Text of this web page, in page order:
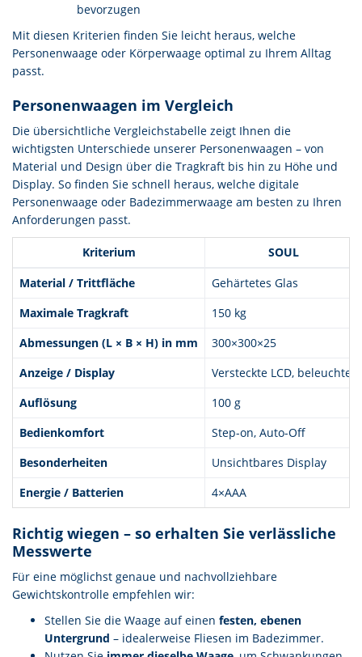
bevorzugen
Mit diesen Kriterien finden Sie leicht heraus, welche
Personenwaage oder Körperwaage optimal zu Ihrem Alltag
passt.
Personenwaagen im Vergleich
Die übersichtliche Vergleichstabelle zeigt Ihnen die
wichtigsten Unterschiede unserer Personenwaagen – von
Material und Design über die Tragkraft bis hin zu Höhe und
Display. So finden Sie schnell heraus, welche digitale
Personenwaage oder Badezimmerwaage am besten zu Ihren
Anforderungen passt.
Kriterium
SOUL
Material / Trittfläche
Gehärtetes Glas
Maximale Tragkraft
150 kg
Abmessungen (L × B × H) in mm
300×300×25
Anzeige / Display
Versteckte LCD, beleuchtet
Auflösung
100 g
Bedienkomfort
Step-on, Auto-Off
Besonderheiten
Unsichtbares Display
Energie / Batterien
4×AAA
Richtig wiegen – so erhalten Sie verlässliche
Messwerte
Für eine möglichst genaue und nachvollziehbare
Gewichtskontrolle empfehlen wir:
Stellen Sie die Waage auf einen festen, ebenen
Untergrund – idealerweise Fliesen im Badezimmer.